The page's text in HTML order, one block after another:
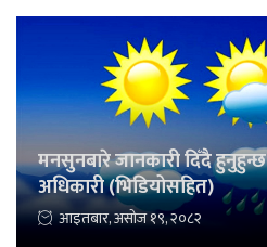
मनसुनबारे जानकारी दिँदै
अधिकारी (भिडियोसहित)
आइतबार, असोज १९, २०८२